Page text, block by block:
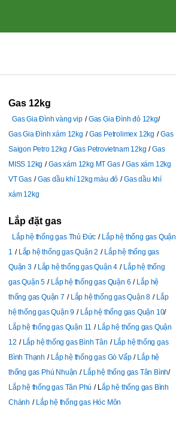
Gas 12kg
Gas Gia Đình vàng vip
Gas Gia Đình đỏ 12kg
Gas Gia Đình xám 12kg
Gas Petrolimex 12kg
Gas
Saigon Petro 12kg
Gas Petrovietnam 12kg
Gas
MISS 12kg
Gas xám 12kg MT Gas
Gas xám 12kg
VT Gas
Gas dầu khí 12kg màu đỏ
Gas dầu khí
xám 12kg
Lắp đặt gas
Lắp hệ thống gas Thủ Đức
Lắp hệ thống gas Quận
1
Lắp hệ thống gas Quận 2
Lắp hệ thống gas
Quận 3
Lắp hệ thống gas Quận 4
Lắp hệ thống
gas Quận 5
Lắp hệ thống gas Quận 6
Lắp hệ
thống gas Quận 7
Lắp hệ thống gas Quận 8
Lắp
hệ thống gas Quận 9
Lắp hệ thống gas Quận 10
Lắp hệ thống gas Quận 11
Lắp hệ thống gas Quận
12
Lắp hệ thống gas Bình Tân
Lắp hệ thống gas
Bình Thạnh
Lắp hệ thống gas Gò Vấp
Lắp hệ
thống gas Phú Nhuận
Lắp hệ thống gas Tân Bình
Lắp hệ thống gas Tân Phú
Lắp hệ thống gas Bình
Chánh
Lắp hệ thống gas Hóc Môn